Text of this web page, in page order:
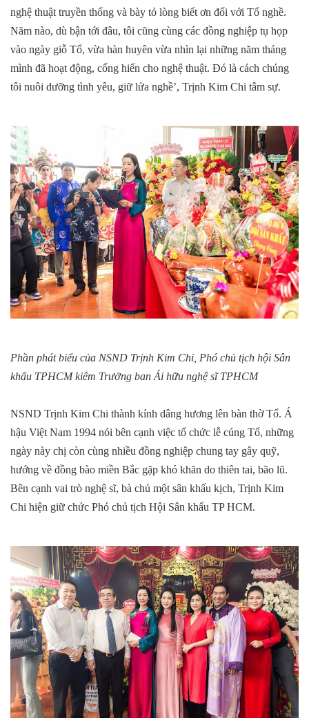
nghệ thuật truyền thống và bày tỏ lòng biết ơn đối với Tổ nghề.
Năm nào, dù bận tới đâu, tôi cũng cùng các đồng nghiệp tụ họp
vào ngày giỗ Tổ, vừa hàn huyên vừa nhìn lại những năm tháng
mình đã hoạt động, cống hiến cho nghệ thuật. Đó là cách chúng
tôi nuôi dưỡng tình yêu, giữ lửa nghề’, Trịnh Kim Chi tâm sự.
Phần phát biểu của NSND Trịnh Kim Chi, Phó chủ tịch hội Sân
khấu TPHCM kiêm Trưởng ban Ái hữu nghệ sĩ TPHCM
NSND Trịnh Kim Chi thành kính dâng hương lên bàn thờ Tổ. Á
hậu Việt Nam 1994 nói bên cạnh việc tổ chức lễ cúng Tổ, những
ngày này chị còn cùng nhiều đồng nghiệp chung tay gây quỹ,
hướng về đồng bào miền Bắc gặp khó khăn do thiên tai, bão lũ.
Bên cạnh vai trò nghệ sĩ, bà chủ một sân khấu kịch, Trịnh Kim
Chi hiện giữ chức Phó chủ tịch Hội Sân khấu TP HCM.